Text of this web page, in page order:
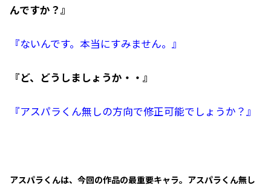
んですか？』
『ないんです。本当にすみません。』
『ど、どうしましょうか・・』
『アスパラくん無しの方向で修正可能でしょうか？』
アスパラくんは、今回の作品の最重要キャラ。アスパラくん無し